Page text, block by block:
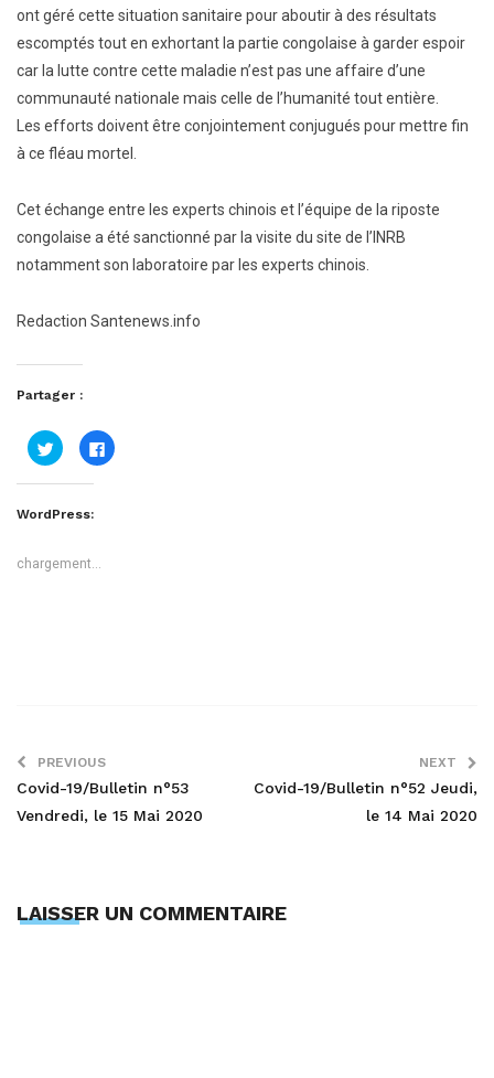
ont géré cette situation sanitaire pour aboutir à des résultats
escomptés tout en exhortant la partie congolaise à garder espoir
car la lutte contre cette maladie n’est pas une affaire d’une
communauté nationale mais celle de l’humanité tout entière.
Les efforts doivent être conjointement conjugués pour mettre fin
à ce fléau mortel.
Cet échange entre les experts chinois et l’équipe de la riposte
congolaise a été sanctionné par la visite du site de l’INRB
notamment son laboratoire par les experts chinois.
Redaction Santenews.info
Partager :
Cliquez
pour
partager
sur
dans
une
Cliquez
pour
WordPress:
chargement…
PREVIOUS
Covid-19/Bulletin n°53
Vendredi, le 15 Mai 2020
NEXT
Covid-19/Bulletin n°52 Jeudi,
le 14 Mai 2020
LAISSER UN COMMENTAIRE